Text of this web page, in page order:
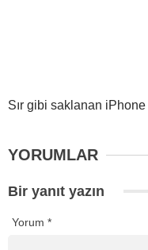
Sır gibi saklanan iPhone
YORUMLAR
Bir yanıt yazın
Yorum *